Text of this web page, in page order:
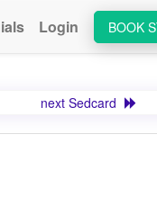
BOOK
Login
next Sedcard